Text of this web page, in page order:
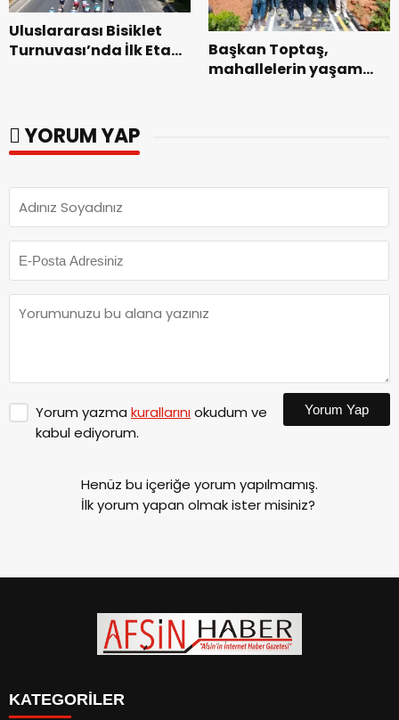
Uluslararası Bisiklet
Turnuvası’nda İlk Etap
Başkan Toptaş,
mahallelerin yaşam
YORUM YAP
Yorum yazma kurallarınıokudum ve
kabul ediyorum.
Yorum Yap
Henüz bu içeriğe yorum yapılmamış.
İlk yorum yapan olmak ister misiniz?
KATEGORİLER